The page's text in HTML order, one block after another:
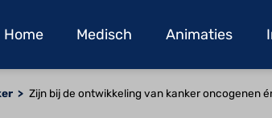
Home Medisch Animaties
Zijn bij de ontwikkeling van kanker oncogenen